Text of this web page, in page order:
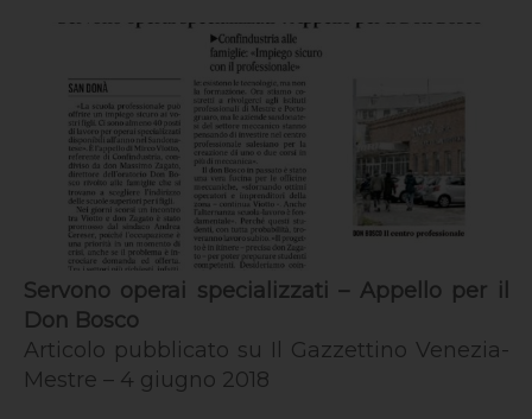
Servono operai specializzati – Appello per il
Don Bosco
Articolo pubblicato su Il Gazzettino Venezia-
Mestre – 4 giugno 2018